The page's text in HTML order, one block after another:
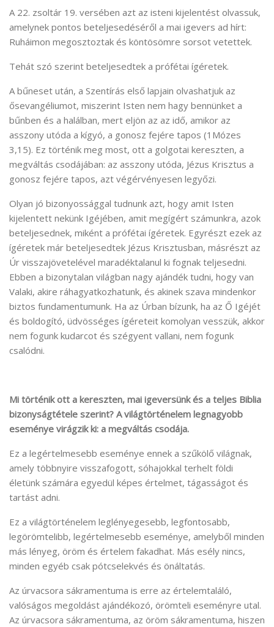
A 22. zsoltár 19. versében azt az isteni kijelentést olvassuk,
amelynek pontos beteljesedéséről a mai igevers ad hírt:
Ruháimon megosztoztak és köntösömre sorsot vetettek.
Tehát szó szerint beteljesedtek a prófétai ígéretek.
A bűneset után, a Szentírás első lapjain olvashatjuk az
ősevangéliumot, miszerint Isten nem hagy bennünket a
bűnben és a halálban, mert eljön az az idő, amikor az
asszony utóda a kígyó, a gonosz fejére tapos (1Mózes
3,15). Ez történik meg most, ott a golgotai kereszten, a
megváltás csodájában: az asszony utóda, Jézus Krisztus a
gonosz fejére tapos, azt végérvényesen legyőzi.
Olyan jó bizonyossággal tudnunk azt, hogy amit Isten
kijelentett nekünk Igéjében, amit megígért számunkra, azok
beteljesednek, miként a prófétai ígéretek. Egyrészt ezek az
ígéretek már beteljesedtek Jézus Krisztusban, másrészt az
Úr visszajövetelével maradéktalanul ki fognak teljesedni.
Ebben a bizonytalan világban nagy ajándék tudni, hogy van
Valaki, akire ráhagyatkozhatunk, és akinek szava mindenkor
biztos fundamentumunk. Ha az Úrban bízunk, ha az Ő Igéjét
és boldogító, üdvösséges ígéreteit komolyan vesszük, akkor
nem fogunk kudarcot és szégyent vallani, nem fogunk
csalódni.
Mi történik ott a kereszten, mai igeversünk és a teljes Biblia
bizonyságtétele szerint? A világtörténelem legnagyobb
eseménye virágzik ki: a megváltás csodája.
Ez a legértelmesebb eseménye ennek a szűkölő világnak,
amely többnyire visszafogott, sóhajokkal terhelt földi
életünk számára egyedül képes értelmet, tágasságot és
tartást adni.
Ez a világtörténelem leglényegesebb, legfontosabb,
legörömtelibb, legértelmesebb eseménye, amelyből minden
más lényeg, öröm és értelem fakadhat. Más esély nincs,
minden egyéb csak pótcselekvés és önáltatás.
Az úrvacsora sákramentuma is erre az értelemtaláló,
valóságos megoldást ajándékozó, örömteli eseményre utal.
Az úrvacsora sákramentuma, az öröm sákramentuma, hiszen